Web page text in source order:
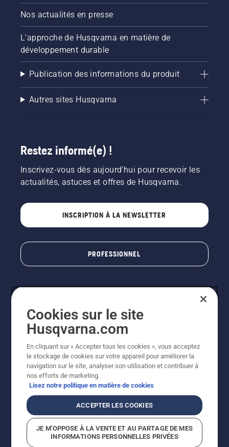
Nos actualités en presse
L'approche de Husqvarna en matière de
développement durable
Publication des informations du produit
Autres sites Husqvarna
Restez informé(e) !
Inscrivez-vous dès aujourd'hui pour recevoir les
actualités, astuces et offres de Husqvarna.
INSCRIPTION À LA NEWSLETTER
PROFESSIONNEL
© Husqvarna AB (publ). Tous droits réservés. Les prix
indiqués sont des prix de vente conseillés. Photos non
contractuelles. Tous les prix indiqués sont des prix de
disponible pour un achat direct.
Mentions légalesPolitique relative aux cookies
Conditions d'utilisation Avis de confidentialité
Égalité hommes femmesSignalement de violations présumées
Cookies sur le site
Husqvarna.com
En cliquant sur « Accepter tous les cookies », vous acceptez
le stockage de cookies sur votre appareil pour améliorer la
navigation sur le site, analyser son utilisation et contribuer à
nos efforts de marketing.
Lisez notre politique en matière de cookies
ACCEPTER LES COOKIES
JE M’OPPOSE À LA VENTE ET AU PARTAGE DE MES
INFORMATIONS PERSONNELLES PRIVÉES